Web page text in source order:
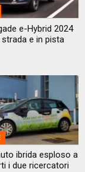
e-Hybrid 2024
e in pista
ibrida esploso a
i due ricercatori